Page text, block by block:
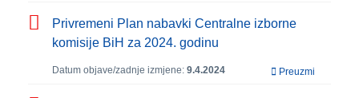
Privremeni Plan nabavki Centralne izborne
komisije BiH za 2024. godinu
Datum objave/zadnje izmjene: 9.4.2024 Preuzmi